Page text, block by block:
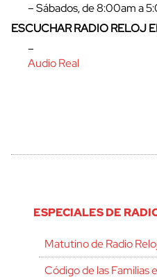
cerrar
– Sábados, de 8:00am a
ESCUCHAR RADIO RELOJ
–
Audio Real
ESPECIALES DE
Matutino de Radio
Código de las Familias